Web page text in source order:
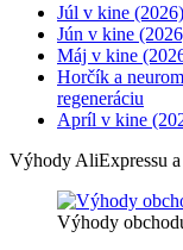
Júl v kine
Jún v kine
Máj v kine
Horčík a
regeneráciu
Apríl v kine
Výhody AliExpressu
Výhody